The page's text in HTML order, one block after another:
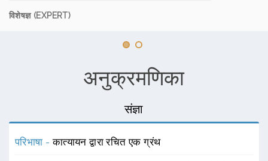
विशेषज्ञ (EXPERT)
अनुक्रमणिका
संज्ञा
परिभाषा -कात्यायन द्वारा रचित एक ग्रंथ